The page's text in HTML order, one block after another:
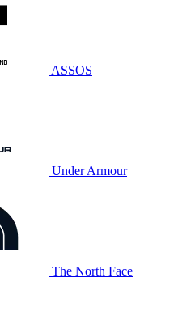
ASSOS
Under Armour
The North Face